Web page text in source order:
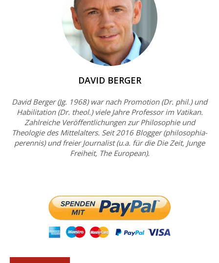
DAVID BERGER
David Berger (Jg. 1968) war nach Promotion (Dr. phil.) und
Habilitation (Dr. theol.) viele Jahre Professor im Vatikan.
Zahlreiche Veröffentlichungen zur Philosophie und
Theologie des Mittelalters. Seit 2016 Blogger (philosophia-
perennis) und freier Journalist (u.a. für die Die Zeit, Junge
Freiheit, The European).